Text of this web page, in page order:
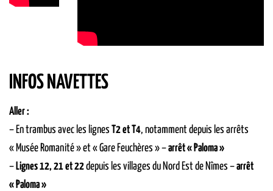
INFOS NAVETTES
Aller :
– En trambus avec les lignes T2 et T4, notamment depuis les arrêts
« Musée Romanité » et « Gare Feuchères » –arrêt « Paloma »
– Lignes 12, 21 et 22depuis les villages du Nord Est de Nîmes –arrêt
« Paloma »